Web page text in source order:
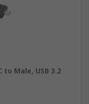
to Male, USB 3.2